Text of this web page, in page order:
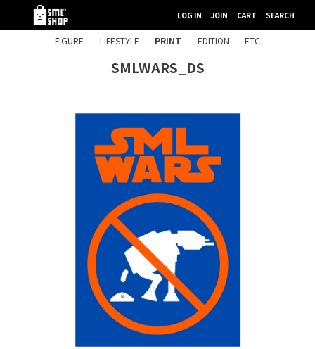
LOG IN JOIN CART SEARCH
FIGURE LIFESTYLE PRINT EDITION ETC
SMLWARS_DS